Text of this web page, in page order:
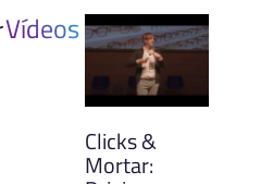
Vídeos
Clicks &
Mortar: